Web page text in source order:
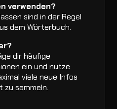
verwenden?
sind in der Regel
dem Wörterbuch.
dir häufige
ein und nutze
viele neue Infos
zu sammeln.